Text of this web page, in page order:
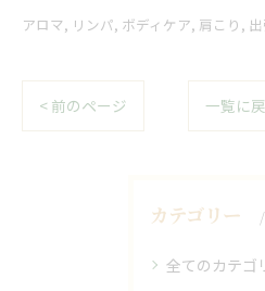
アロマ リンパ ボディケア 肩こり
< 前のページ 一覧に
カテゴリー
全てのカテゴ